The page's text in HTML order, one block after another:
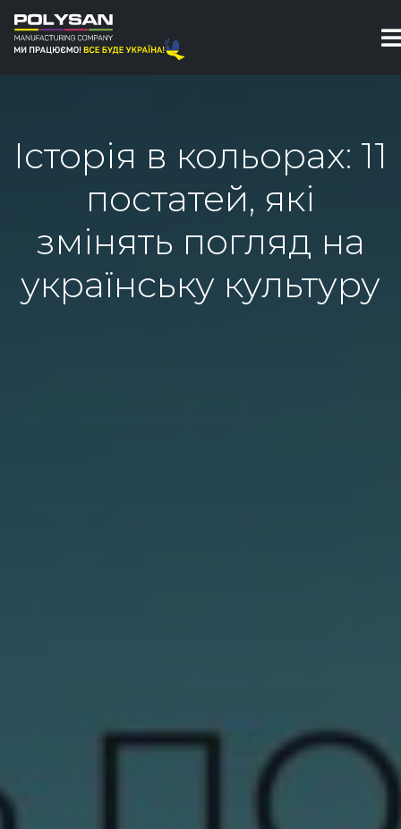
Історія в кольорах: 11
постатей, які
змінять погляд на
українську культуру